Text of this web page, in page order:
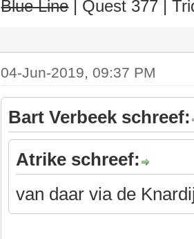
Blue Line| Quest 377 |
04-Jun-2019, 09:37 PM
Bart Verbeek schreef:
Atrike schreef:
van daar via de